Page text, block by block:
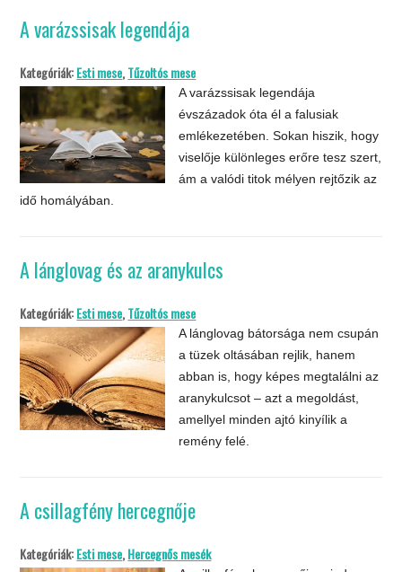
A varázssisak legendája
Kategóriák:Esti mese,Tűzoltós mese
A varázssisak legendája
évszázadok óta él a falusiak
emlékezetében. Sokan hiszik, hogy
viselője különleges erőre tesz szert,
ám a valódi titok mélyen rejtőzik az
idő homályában.
A lánglovag és az aranykulcs
Kategóriák:Esti mese,Tűzoltós mese
A lánglovag bátorsága nem csupán
a tüzek oltásában rejlik, hanem
abban is, hogy képes megtalálni az
aranykulcsot – azt a megoldást,
amellyel minden ajtó kinyílik a
remény felé.
A csillagfény hercegnője
Kategóriák:Esti mese,Hercegnős mesék